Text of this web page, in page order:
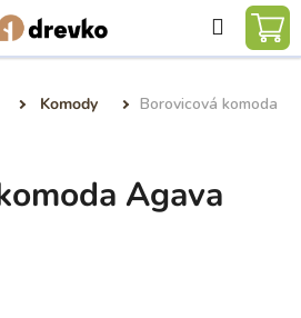
Hledat
Komody
Borovicová komoda
Agava